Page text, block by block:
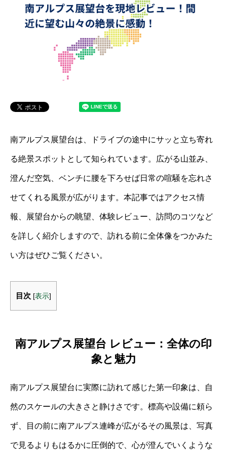
南アルプス展望台は、ドライブの途中にサッと立ち寄れ
る絶景スポットとして知られています。広がる山並み、
澄んだ空気、ベンチに腰を下ろせば日常の喧騒を忘れさ
せてくれる風景が広がります。本記事ではアクセス情
報、展望台からの眺望、体験レビュー、訪問のコツなど
を詳しく紹介しますので、訪れる前に全体像をつかみた
い方はぜひご覧ください。
目次 [表示]
南アルプス展望台 レビュー：全体の印
象と魅力
南アルプス展望台に実際に訪れて感じた第一印象は、自
然のスケールの大きさと静けさです。標高や設備に頼ら
ず、目の前に南アルプス連峰が広がるその風景は、写真
で見るよりもはるかに圧倒的で、心が澄んでいくような